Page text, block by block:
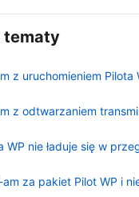
tematy
z uruchomieniem Pilota
z odtwarzaniem
WP nie ładuje się w
am za pakiet Pilot WP i